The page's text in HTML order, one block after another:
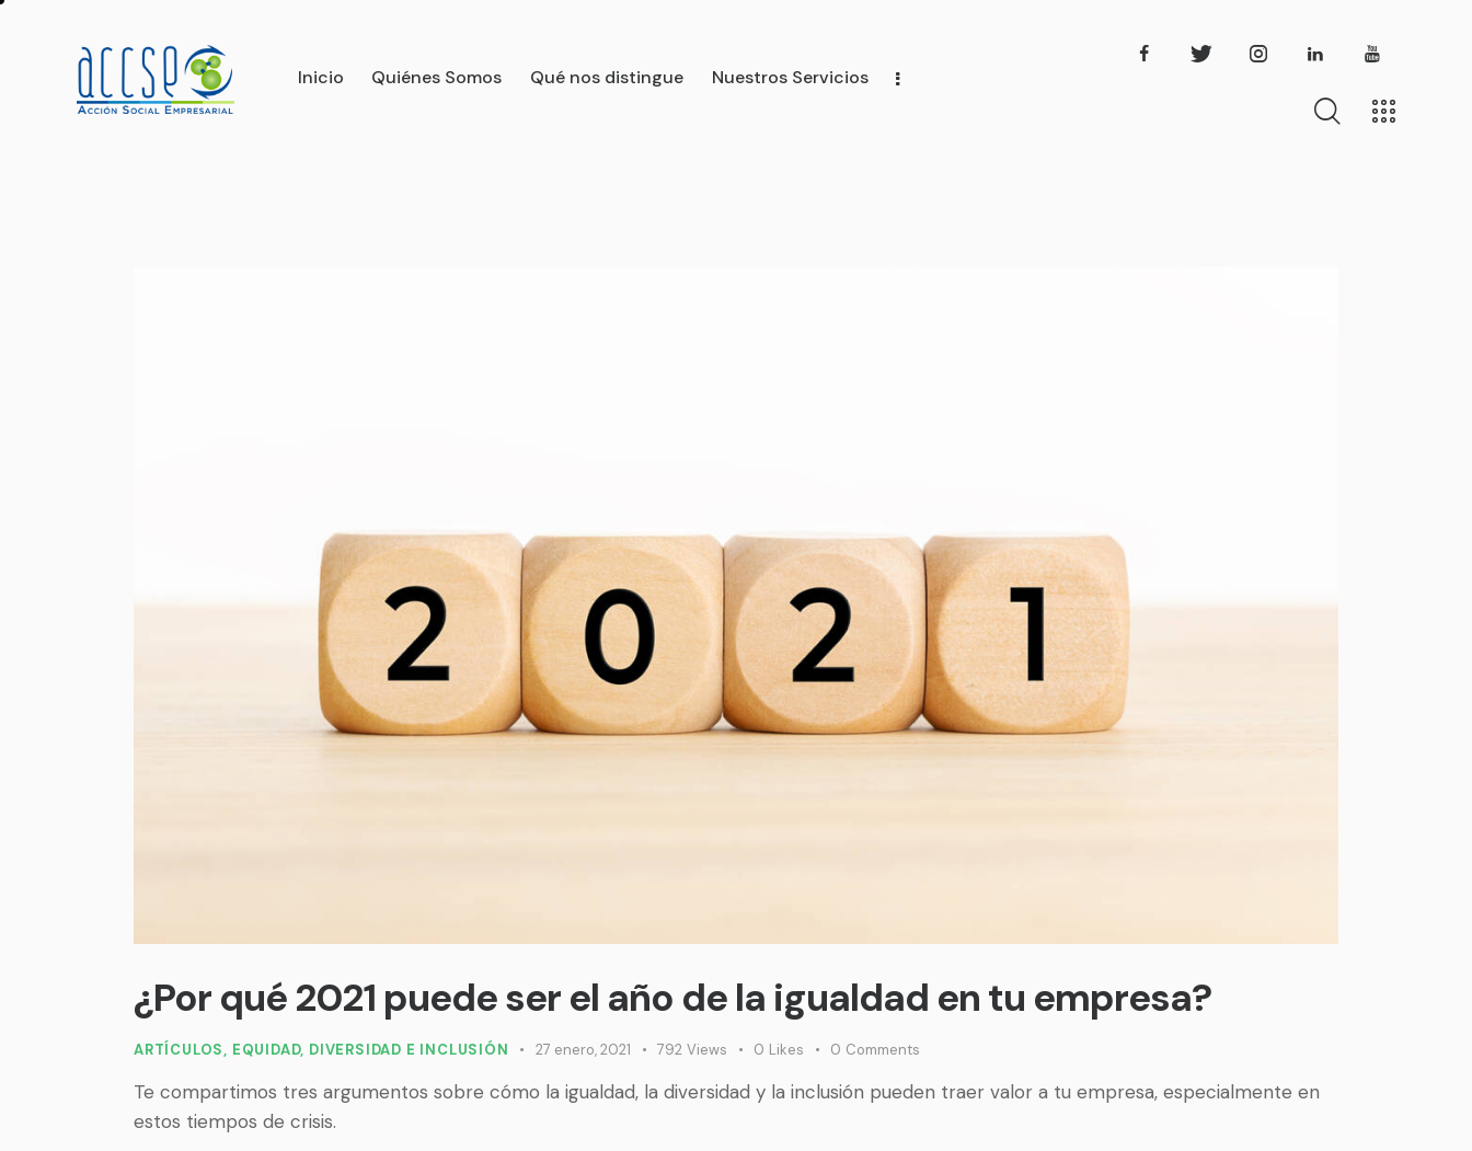
Inicio Quiénes Somos Qué nos distingue Nuestros Servicios
¿Por qué 2021 puede ser el año de la igualdad en tu empresa?
ARTÍCULOS, EQUIDAD, DIVERSIDAD E INCLUSIÓN 27 enero, 2021 792 Views 0 Likes 0 Comments
Te compartimos tres argumentos sobre cómo la igualdad, la diversidad y la inclusión pueden traer valor a tu empresa, especialmente en
estos tiempos de crisis.